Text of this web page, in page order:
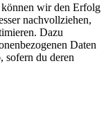
können wir den Erfolg
nachvollziehen,
Dazu
Daten
sofern du deren